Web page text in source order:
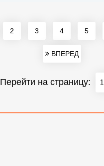
2 3 4 5
ВПЕРЕД
Перейти на страницу: